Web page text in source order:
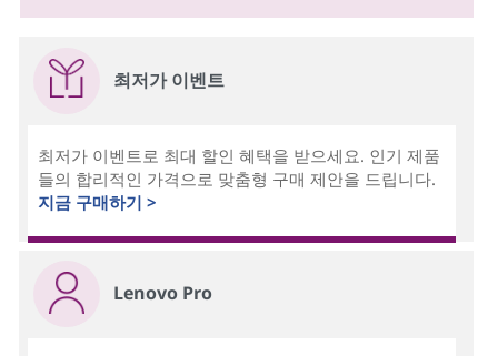
최저가 이벤트
최저가 이벤트로 최대 할인 혜택을 받으세요. 인기 제품
들의 합리적인 가격으로 맞춤형 구매 제안을 드립니다.
지금 구매하기 >
Lenovo Pro